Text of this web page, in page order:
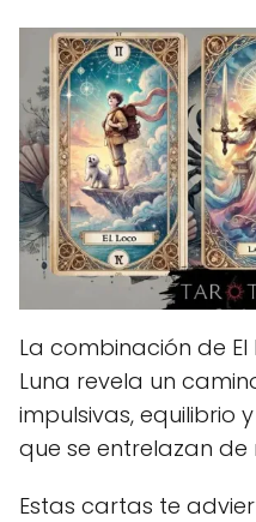
La combinación de El
Luna revela un
impulsivas, equilibrio
que se entrelazan
Estas cartas te